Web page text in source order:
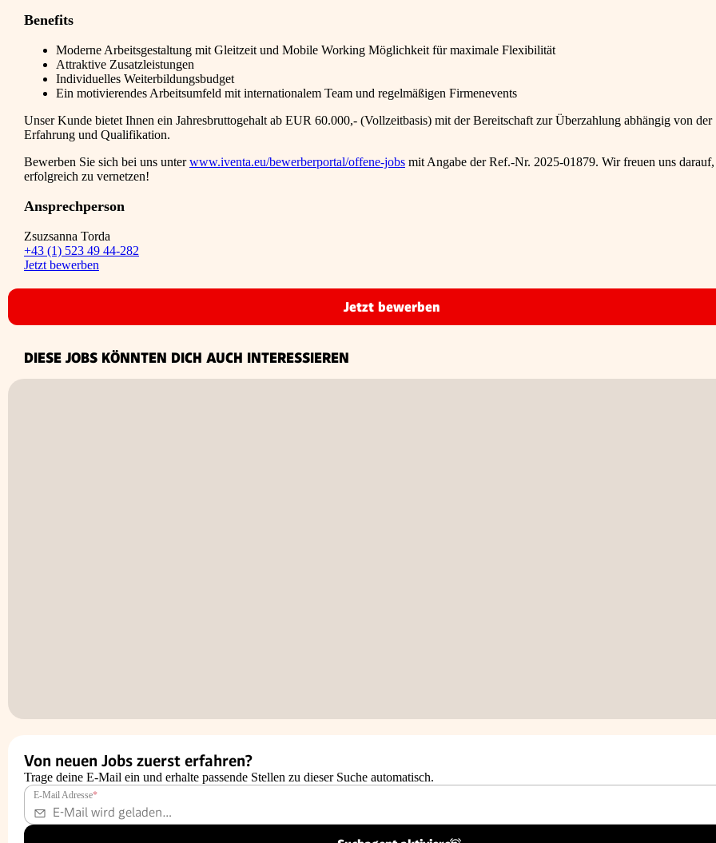
Benefits
Moderne Arbeitsgestaltung mit Gleitzeit und Mobile Working Möglichkeit für maximale Flexibilität
Attraktive Zusatzleistungen
Individuelles Weiterbildungsbudget
Ein motivierendes Arbeitsumfeld mit internationalem Team und regelmäßigen Firmenevents
Unser Kunde bietet Ihnen ein Jahresbruttogehalt ab EUR 60.000,- (Vollzeitbasis) mit der Bereitschaft zur Überzahlung abhängig von der
Erfahrung und Qualifikation.
Bewerben Sie sich bei uns unterwww.iventa.eu/bewerberportal/offene-jobs mit Angabe der Ref.-Nr. 2025-01879. Wir freuen uns
erfolgreich zu vernetzen!
Ansprechperson
Zsuzsanna Torda
+43 (1) 523 49 44-282
Jetzt bewerben
Jetzt bewerben
DIESE JOBS KÖNNTEN DICH AUCH INTERESSIEREN
Von neuen Jobs zuerst erfahren?
Trage deine E-Mail ein und erhalte passende Stellen zu dieser Suche automatisch.
E-Mail Adresse*